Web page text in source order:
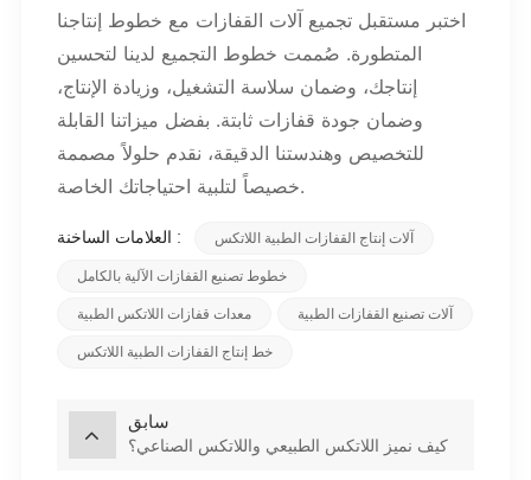
اختبر مستقبل تجميع آلات القفازات مع خطوط إنتاجنا
المتطورة. صُممت خطوط التجميع لدينا لتحسين
إنتاجك، وضمان سلاسة التشغيل، وزيادة الإنتاج،
وضمان جودة قفازات ثابتة. بفضل ميزاتنا القابلة
للتخصيص وهندستنا الدقيقة، نقدم حلولاً مصممة
خصيصاً لتلبية احتياجاتك الخاصة.
العلامات الساخنة : آلات إنتاج القفازات الطبية اللاتكس
خطوط تصنيع القفازات الآلية بالكامل
معدات قفازات اللاتكس الطبية آلات تصنيع القفازات الطبية
خط إنتاج القفازات الطبية اللاتكس
سابق
كيف نميز اللاتكس الطبيعي واللاتكس الصناعي؟